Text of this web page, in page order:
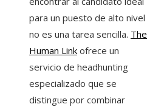
para un puesto de alto nivel
no es una tarea sencilla. The
Human Link ofrece un
servicio de headhunting
especializado que se
distingue por combinar